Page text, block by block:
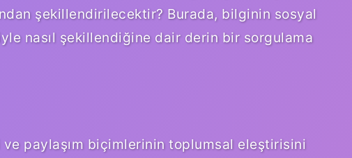
şekillendirilecektir? Burada, bilginin sosyal
nasıl şekillendiğine dair derin bir sorgulama
paylaşım biçimlerinin toplumsal eleştirisini